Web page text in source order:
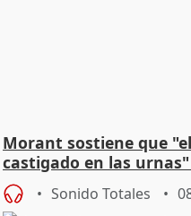
Morant sostiene que
castigado en las
cambio"
Sonido Totales